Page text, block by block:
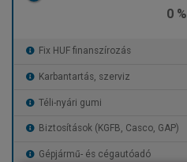
0 %
Fix HUF finanszírozás
Karbantartás, szerviz
Téli-nyári gumi
Biztosítások (KGFB, Casco, GAP)
Gépjármű- és cégautóadó